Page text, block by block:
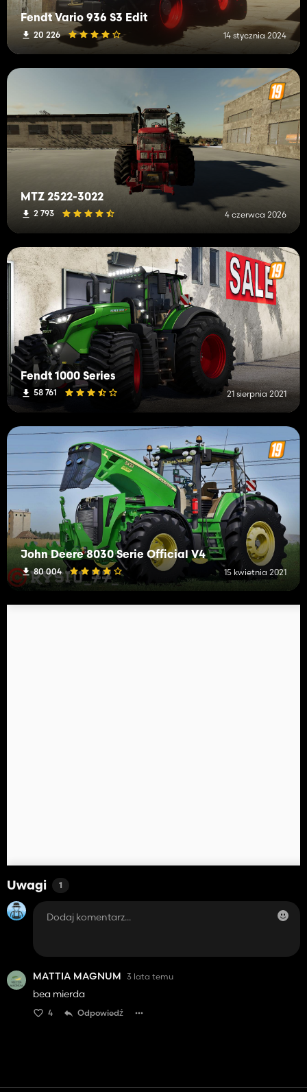
Fendt Vario 936 S3 Edit
20 226 14 stycznia 2024
MTZ 2522-3022
2 793 4 czerwca 2026
Fendt 1000 Series
58 761 21 sierpnia 2021
John Deere 8030 Serie Official V4
80 004 15 kwietnia 2021
Uwagi 1
MATTIA MAGNUM 3 lata temu
bea mierda
4 Odpowiedź